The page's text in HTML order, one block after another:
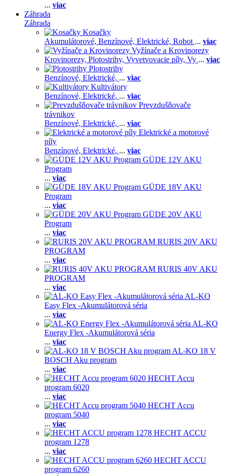
... viac
Záhrada
Záhrada
Kosačky
Akumulátorové, Benzínové, Elektrické, Robot ... viac
Vyžínače a Krovinorezy
Krovinorezy, Plotostrihy, Vyvetvovacie píly, Vy ... viac
Plotostrihy
Benzínové, Elektrické, ... viac
Kultivátory
Benzínové, Elektrické, ... viac
Prevzdušňovače
trávnikov
Benzínové, Elektrické, ... viac
Elektrické a motorové
píly
Benzínové, Elektrické, ... viac
GÜDE 12V AKU
Program
... viac
GÜDE 18V AKU
Program
... viac
GÜDE 20V AKU
Program
... viac
RURIS 20V AKU
PROGRAM
... viac
RURIS 40V AKU
PROGRAM
... viac
AL-KO
Easy Flex -Akumulátorová séria
... viac
AL-KO
Energy Flex -Akumulátorová séria
... viac
AL-KO 18 V
BOSCH Aku program
... viac
HECHT Accu
program 6020
... viac
HECHT Accu
program 5040
... viac
HECHT ACCU
program 1278
... viac
HECHT ACCU
program 6260